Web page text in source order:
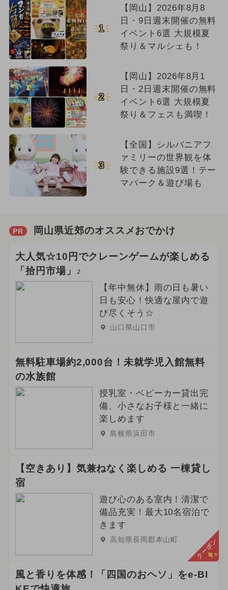
1
【岡山】2026年8月8
日・9日週末開催の無料
イベント6選 大規模夏
祭り＆マルシェも！
2
【岡山】2026年8月1
日・2日週末開催の無料
イベント6選 大規模夏
祭り＆フェスも満喫！
3
【全国】シルバニアフ
ァミリーの世界観を体
験できる施設9選！テー
マパーク＆遊び場も
PR 岡山県近郊のオススメおでかけ
大人気☆10円でクレーンゲームが楽しめる
「拾円市場」♪
【年中無休】雨の日も暑い
日も安心！快適な屋内で遊
び尽くそう☆
山口県山口市
無料駐車場約2,000台！未就学児入館無料
の水族館
授乳室・ベビーカー貸出完
備、小さなお子様と一緒に
楽しめます
島根県浜田市
【空きあり】気兼ねなく楽しめる 一棟貸し
宿
遊び心のある室内！清潔で
備品充実！最大10名宿泊で
きます
高知県長岡郡本山町 クーポン
風と香りを体感！「四国のおヘソ」をe-BI